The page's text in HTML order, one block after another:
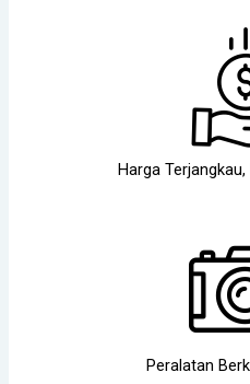
Harga
Peralatan